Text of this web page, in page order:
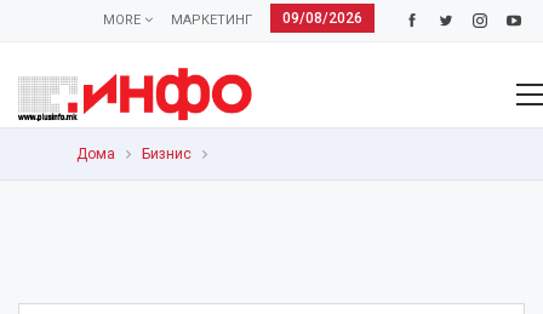
09/08/2026
МАРКЕТИНГ
MORE
Дома Бизнис